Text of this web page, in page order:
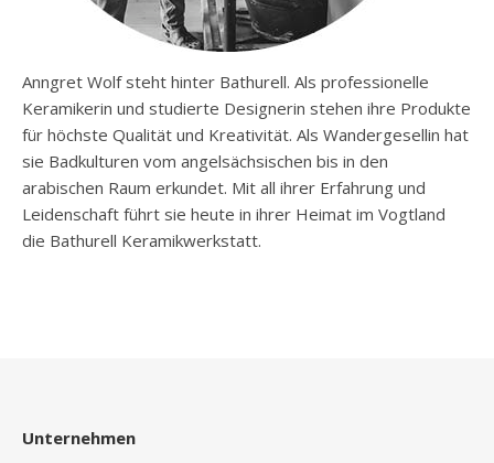
Anngret Wolf steht hinter Bathurell. Als professionelle
Keramikerin und studierte Designerin stehen ihre Produkte
für höchste Qualität und Kreativität. Als Wandergesellin hat
sie Badkulturen vom angelsächsischen bis in den
arabischen Raum erkundet. Mit all ihrer Erfahrung und
Leidenschaft führt sie heute in ihrer Heimat im Vogtland
die Bathurell Keramikwerkstatt.
Unternehmen